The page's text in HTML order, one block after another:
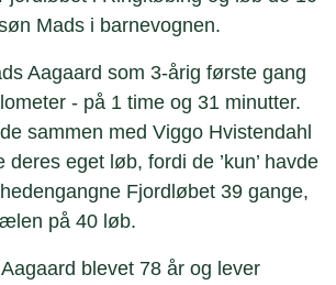
Mads i barnevognen.
Aagaard som 3-årig første gang
- på 1 time og 31 minutter.
sammen med Viggo Hvistendahl
eget løb, fordi de ’kun’ havde
Fjordløbet 39 gange,
på 40 løb.
blevet 78 år og lever